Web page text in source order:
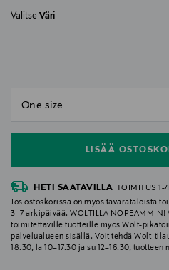
Valitse Väri
LISÄÄ
HETI SAATAVILLA
TOIMITUS 1-
Jos ostoskorissa on myös tavarataloista
3–7 arkipäivää. WOLTILLA
toimitettaville tuotteille myös Wolt-
palvelualueen sisällä. Voit tehdä Wolt-
18.30, la 10–17.30 ja su 12–16.30,